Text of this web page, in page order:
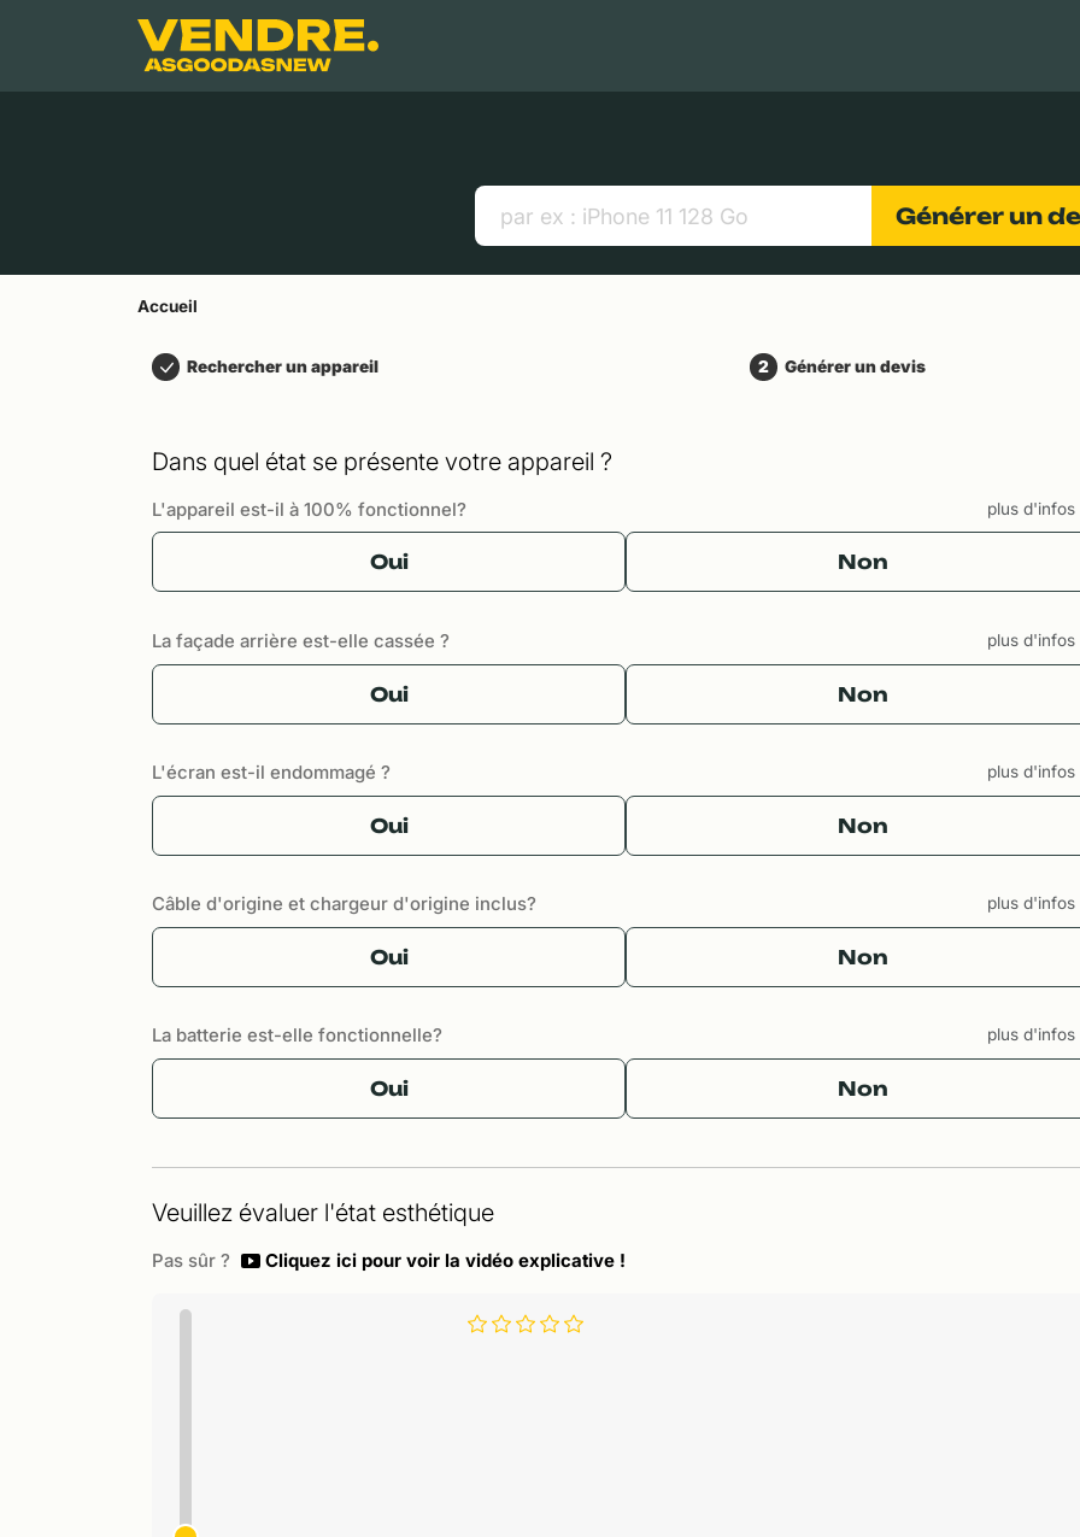
Contenu principal
Générer un
Accueil
Rechercher un appareil 2 Générer un devis
Dans quel état se présente votre appareil ?
L'appareil est-il à 100% fonctionnel? plus d'infos
Oui Non
La façade arrière est-elle cassée ? plus d'infos
Oui Non
L'écran est-il endommagé ? plus d'infos
Oui Non
Câble d'origine et chargeur d'origine inclus? plus d'infos
Oui Non
La batterie est-elle fonctionnelle? plus d'infos
Oui Non
Veuillez évaluer l'état esthétique
Pas sûr ? Cliquez ici pour voir la vidéo explicative !